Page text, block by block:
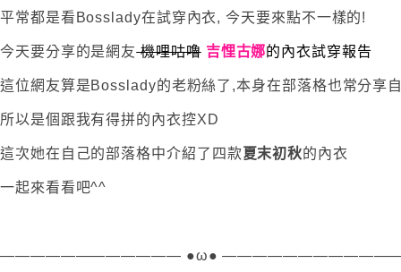
平常都是看Bosslady在試穿內衣, 今天要來點不一樣的!
今天要分享的是網友機哩咕嚕 吉悝古娜的內衣試穿報告
這位網友算是Bosslady的老粉絲了,本身在部落格也常分享
所以是個跟我有得拼的內衣控XD
這次她在自己的部落格中介紹了四款夏末初秋的內衣
一起來看看吧^^
———————————— ●ω●